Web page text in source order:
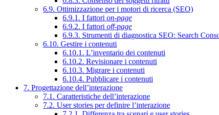
6.9. Ottimizzazione per i motori di ricerca (SEO)
6.9.1. I fattori on-page
6.9.2. I fattori off-page
6.9.3. Strumenti di diagnostica SEO: Search
6.10. Gestire i contenuti
6.10.1. L’inventario dei contenuti
6.10.2. Revisionare i contenuti
6.10.3. Migrare i contenuti
6.10.4. Pubblicare i contenuti
7. Progettazione dell’interazione
7.1. Caratteristiche dell’interazione
7.2. User stories per definire l’interazione